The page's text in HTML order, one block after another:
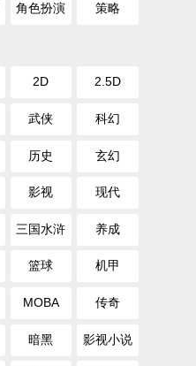
角色扮演 策略
2D 2.5D
武侠 科幻
历史 玄幻
影视 现代
三国水浒 养成
篮球 机甲
MOBA 传奇
暗黑 影视小说